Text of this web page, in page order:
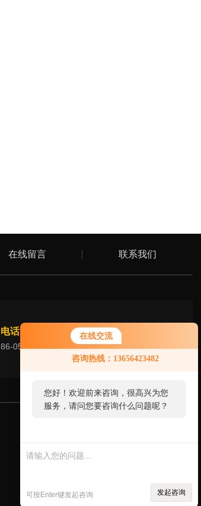
在线交流
咨询热线：13656423482
您好！欢迎前来咨询，很高兴为您
服务，请问您要咨询什么问题呢？
可按Enter键发起咨询 发起咨询
在线留言 联系我们
电话：
86-0532-86639361